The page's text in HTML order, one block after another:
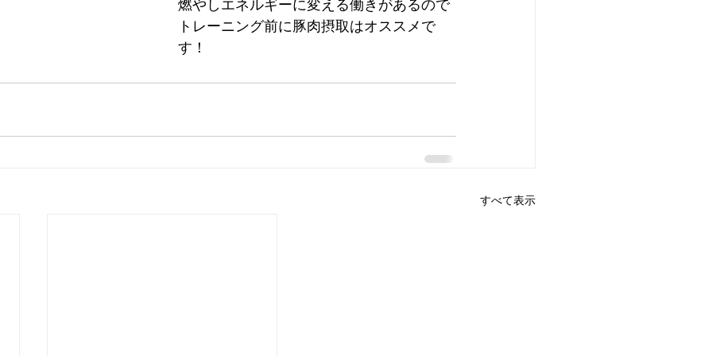
燃やしエネルギーに変える働きがあるので
トレーニング前に豚肉摂取はオススメで
す！
すべて表示